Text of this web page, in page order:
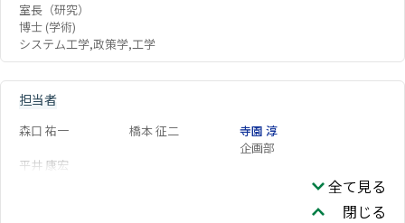
室長（研究）
博士 (学術)
システム工学,政策学,工学
担当者
森口 祐一 橋本 征二
寺園 淳
企画部
平井 康宏
全て見る
閉じる